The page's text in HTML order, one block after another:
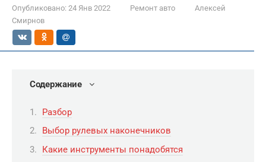
Опубликовано: 24 Янв 2022 Ремонт авто
Алексей
Смирнов
Содержание
Разбор
Выбор рулевых наконечников
Какие инструменты понадобятся